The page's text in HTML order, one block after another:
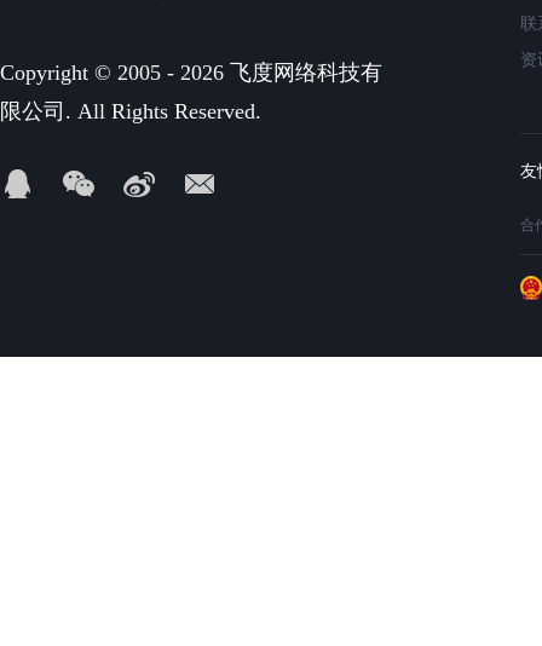
Copyright © 2005 - 2026 飞度网络科技有
限公司. All Rights Reserved.
联
资
合